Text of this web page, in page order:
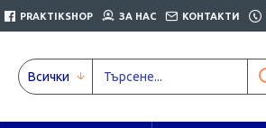
PRAKTIKSHOP ЗА НАС КОНТАКТИ
Всички